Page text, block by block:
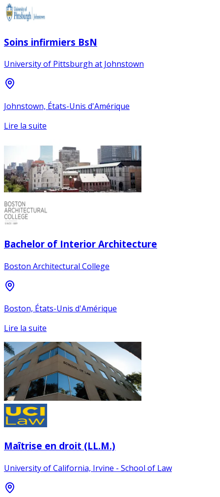
Soins infirmiers BsN
University of Pittsburgh at Johnstown
Johnstown, États-Unis d'Amérique
Lire la suite
Bachelor of Interior Architecture
Boston Architectural College
Boston, États-Unis d'Amérique
Lire la suite
Maîtrise en droit (LL.M.)
University of California, Irvine - School of Law